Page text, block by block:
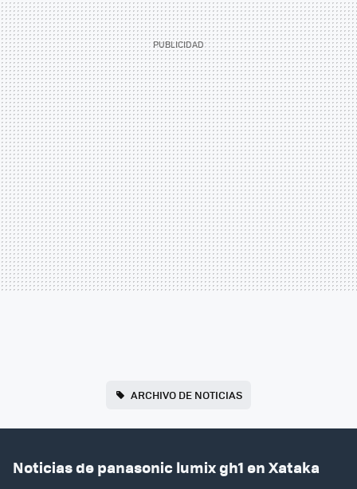
ARCHIVO DE NOTICIAS
Noticias de panasonic lumix gh1 en Xataka